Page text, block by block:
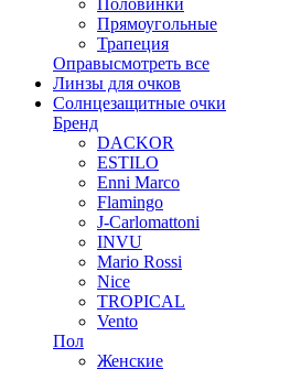
Прямоугольные
Трапеция
Оправысмотреть все
Линзы для очков
Солнцезащитные очки
Бренд
DACKOR
ESTILO
Enni Marco
Flamingo
J-Carlomattoni
INVU
Mario Rossi
Nice
TROPICAL
Vento
Пол
Женские